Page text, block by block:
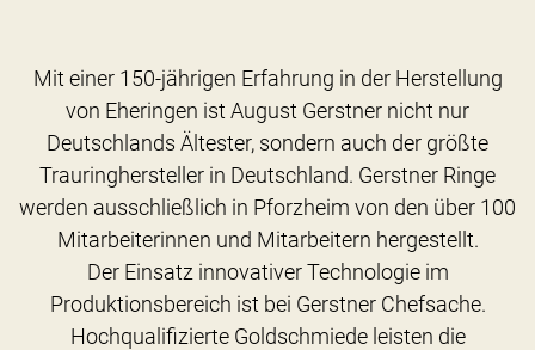
Mit einer 150-jährigen Erfahrung in der Herstellung
von Eheringen ist August Gerstner nicht nur
Deutschlands Ältester, sondern auch der größte
Trauringhersteller in Deutschland. Gerstner Ringe
werden ausschließlich in Pforzheim von den über 100
Mitarbeiterinnen und Mitarbeitern hergestellt.
Der Einsatz innovativer Technologie im
Produktionsbereich ist bei Gerstner Chefsache.
Hochqualifizierte Goldschmiede leisten die